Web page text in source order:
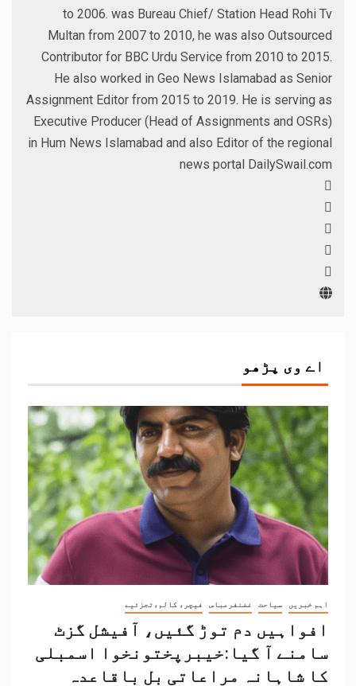
to 2006. was Bureau Chief/ Station Head Rohi Tv
Multan from 2007 to 2010, he was also Outsourced
Contributor for BBC Urdu Service from 2010 to 2015.
He also worked in Geo News Islamabad as Senior
Assignment Editor from 2015 to 2019. He is serving as
Executive Producer (Head of Assignments and OSRs)
in Hum News Islamabad and also Editor of the regional
news portal DailySwail.com
اے وی پڑھو
اہم خبریں سیاحت غضنفرعباس فیچر، کالم،تجزئیے
افواہیں دم توڑ گئیں، آفیشل گزٹ
سامنے آ گیا:خیبرپختونخوا اسمبلی
کا شاہانہ مراعاتی بل باقاعدہ